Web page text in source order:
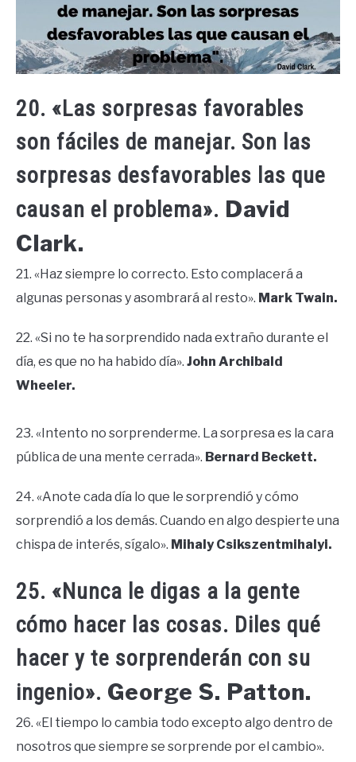
20. «Las sorpresas favorables
son fáciles de manejar. Son las
sorpresas desfavorables las que
causan el problema». David
Clark.
21. «Haz siempre lo correcto. Esto complacerá a
algunas personas y asombrará al resto». Mark Twain.
22. «Si no te ha sorprendido nada extraño durante el
día, es que no ha habido día». John Archibald
Wheeler.
23. «Intento no sorprenderme. La sorpresa es la cara
pública de una mente cerrada». Bernard Beckett.
24. «Anote cada día lo que le sorprendió y cómo
sorprendió a los demás. Cuando en algo despierte una
chispa de interés, sígalo». Mihaly Csikszentmihalyi.
25. «Nunca le digas a la gente
cómo hacer las cosas. Diles qué
hacer y te sorprenderán con su
ingenio». George S. Patton.
26. «El tiempo lo cambia todo excepto algo dentro de
nosotros que siempre se sorprende por el cambio».